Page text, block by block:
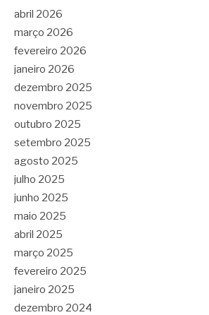
abril 2026
março 2026
fevereiro 2026
janeiro 2026
dezembro 2025
novembro 2025
outubro 2025
setembro 2025
agosto 2025
julho 2025
junho 2025
maio 2025
abril 2025
março 2025
fevereiro 2025
janeiro 2025
dezembro 2024